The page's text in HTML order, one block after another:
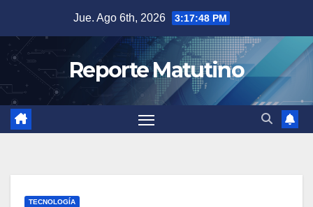
contenido
Jue. Ago 6th, 2026 3:17:50 PM
Reporte Matutino
TECNOLOGÍA